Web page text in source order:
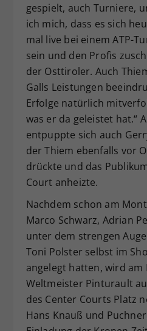
gespielt, auch Turniere,
ich mich, dass es sich
mal live bei einem ATP-
sein und den Profis
der Osttiroler. Auch
Galls Leistungen
Erfolge natürlich
was er da geleistet hat.“
entpuppte sich auch
der Thiem ebenfalls vor
drückte und das
Court anheizte.
Nachdem schon am
Marco Schwarz, Adrian
unter dem strengen
Toni Polster selbst im
angelegt hatten, wird am
Weltmeister Pinturault
des Center Courts Platz
Hans Knauß und